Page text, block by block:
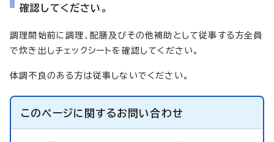
確認してください。
調理開始前に調理、配膳及びその他補助として従事する方全員
で炊き出しチェックシートを確認してください。
体調不良のある方は従事しないでください。
このページに関するお問い合わせ